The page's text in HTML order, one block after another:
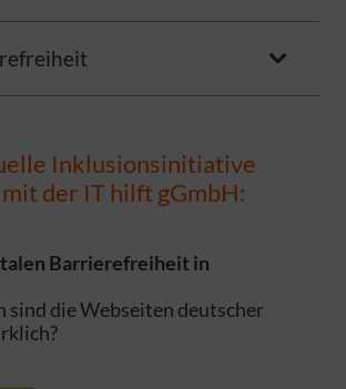
Inklusionsinitiative
der IT hilft gGmbH:
Barrierefreiheit in
sind die Webseiten deutscher